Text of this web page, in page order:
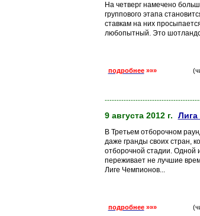
На четверг намечено
группового этапа
ставкам на них
любопытный. Это
подробнее »»»
9 августа 2012 г.
В Третьем отборочном
даже гранды своих стран,
отборочной стадии. Одной
переживает не лучшие
Лиге Чемпионов...
подробнее »»»